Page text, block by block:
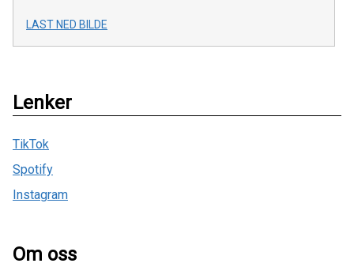
LAST NED BILDE
Lenker
TikTok
Spotify
Instagram
Om oss